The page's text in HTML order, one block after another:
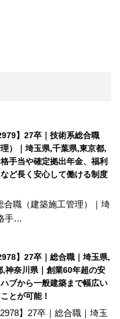
】27卒｜技術系総合職
理）｜埼玉県,千葉県,東京都,
手当や確定拠出年金、福利
ど長く安心して働ける制度
合職（建築施工管理）｜埼
手…
】27卒｜総合職｜埼玉県,
,神奈川県｜創業60年超の安
ブから一般建築まで幅広い
とが可能！
】27卒｜総合職｜埼玉